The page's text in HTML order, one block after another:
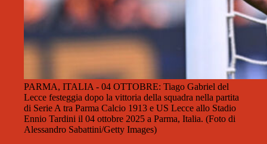
PARMA, ITALIA - 04 OTTOBRE: Tiago Gabriel del
Lecce festeggia dopo la vittoria della squadra nella partita
di Serie A tra Parma Calcio 1913 e US Lecce allo Stadio
Ennio Tardini il 04 ottobre 2025 a Parma, Italia. (Foto di
Alessandro Sabattini/Getty Images)